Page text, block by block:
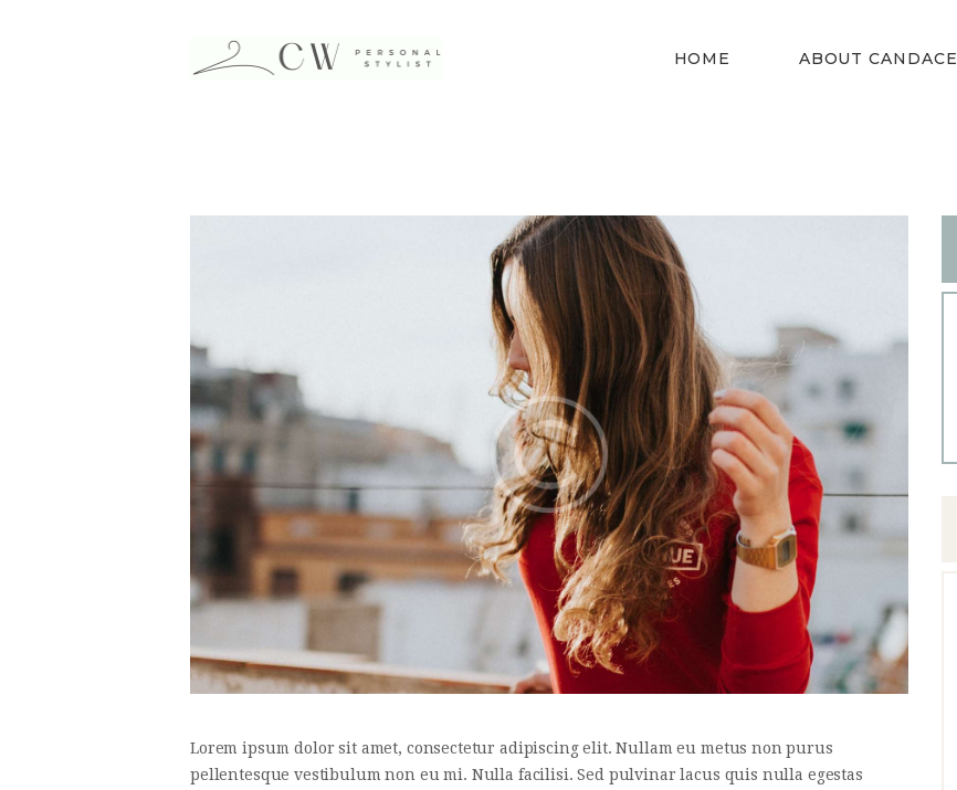
HOME ABOUT CANDACE
DRESS YOUR
SHAPE
CONTACT
Lorem ipsum dolor sit amet, consectetur adipiscing elit. Nullam eu metus non purus
pellentesque vestibulum non eu mi. Nulla facilisi. Sed pulvinar lacus quis nulla egestas